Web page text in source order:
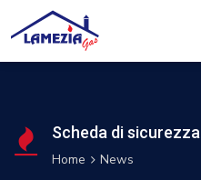
Scheda di sicurezza
Home News